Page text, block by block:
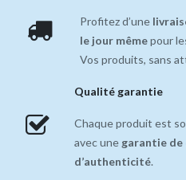
Profitez d’une
le jour mêmepour
Vos produits, sans
Qualité garantie
Chaque produit est
avec une garantie
d’authenticité.